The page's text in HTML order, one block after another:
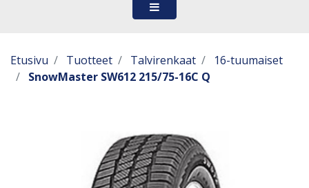
Etusivu Tuotteet Talvirenkaat
16-tuumaiset
SnowMaster SW612 215/75-16C Q